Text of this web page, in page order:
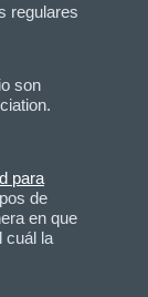
regulares
son
para
de
en que
cuál la